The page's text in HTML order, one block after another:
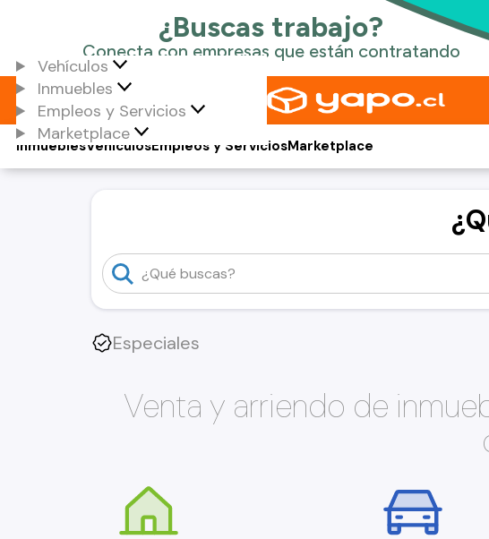
Vehículos
Inmuebles
Empleos y Servicios
Marketplace
Vehículos
Inmuebles Empleos y ServiciosMarketplace
Especiales
Venta y arriendo de